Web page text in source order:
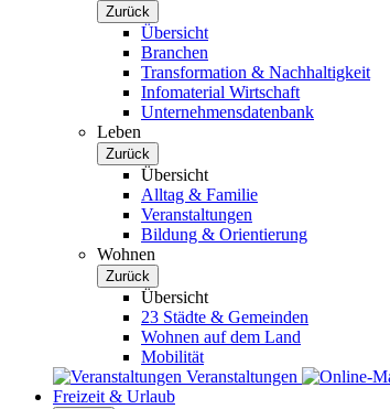
Zurück
Übersicht
Branchen
Transformation & Nachhaltigkeit
Infomaterial Wirtschaft
Unternehmensdatenbank
Leben
Zurück
Übersicht
Alltag & Familie
Veranstaltungen
Bildung & Orientierung
Wohnen
Zurück
Übersicht
23 Städte & Gemeinden
Wohnen auf dem Land
Mobilität
Veranstaltungen
Freizeit & Urlaub